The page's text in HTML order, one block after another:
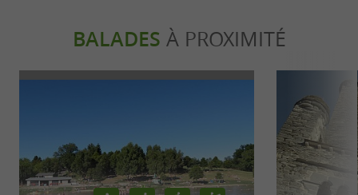
BALADES À PROXIMITÉ